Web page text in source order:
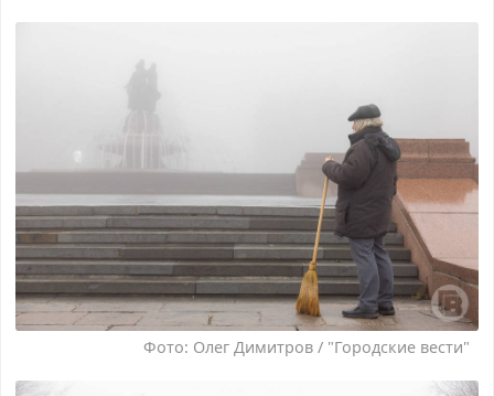
Фото: Олег Димитров / "Городские вести"